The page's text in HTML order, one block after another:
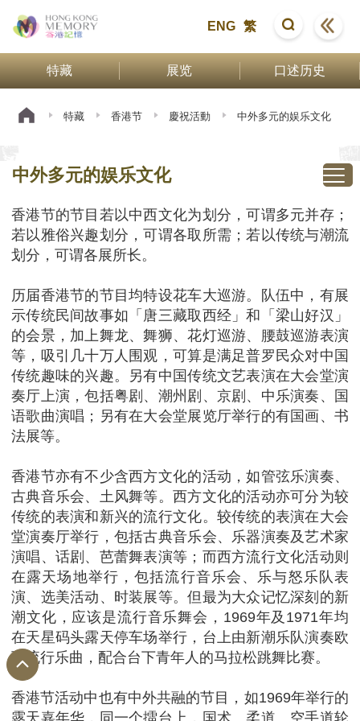
ENG 繁
特藏 展览 口述历史
特藏 香港节 慶祝活動 中外多元的娱乐文化
中外多元的娱乐文化
香港节的节目若以中西文化为划分，可谓多元并存；
若以雅俗兴趣划分，可谓各取所需；若以传统与潮流
划分，可谓各展所长。
历届香港节的节目均特设花车大巡游。队伍中，有展
示传统民间故事如「唐三藏取西经」和「梁山好汉」
的会景，加上舞龙、舞狮、花灯巡游、腰鼓巡游表演
等，吸引几十万人围观，可算是满足普罗民众对中国
传统趣味的兴趣。另有中国传统文艺表演在大会堂演
奏厅上演，包括粤剧、潮州剧、京剧、中乐演奏、国
语歌曲演唱；另有在大会堂展览厅举行的有国画、书
法展等。
香港节亦有不少含西方文化的活动，如管弦乐演奏、
古典音乐会、土风舞等。西方文化的活动亦可分为较
传统的表演和新兴的流行文化。较传统的表演在大会
堂演奏厅举行，包括古典音乐会、乐器演奏及艺术家
演唱、话剧、芭蕾舞表演等；而西方流行文化活动则
在露天场地举行，包括流行音乐会、乐与怒乐队表
演、选美活动、时装展等。但最为大众记忆深刻的新
潮文化，应该是流行音乐舞会，1969年及1971年均
在天星码头露天停车场举行，台上由新潮乐队演奏欧
西流行乐曲，配合台下青年人的马拉松跳舞比赛。
香港节活动中也有中外共融的节目，如1969年举行的
露天嘉年华，同一个擂台上，国术、柔道、空手道轮